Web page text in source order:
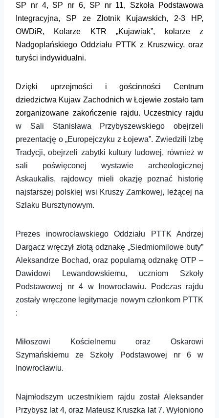
SP nr 4, SP nr 6, SP nr 11, Szkoła Podstawowa
Integracyjna, SP ze Złotnik Kujawskich, 2-3 HP,
OWDiR, Kolarze KTR „Kujawiak”, kolarze z
Nadgoplańskiego Oddziału PTTK z Kruszwicy, oraz
turyści indywidualni.
Dzięki uprzejmości i gościnności Centrum
dziedzictwa Kujaw Zachodnich w Łojewie zostało tam
zorganizowane zakończenie rajdu. Uczestnicy rajdu
w Sali Stanisława Przybyszewskiego obejrzeli
prezentację o „Europejczyku z Łojewa”. Zwiedzili Izbę
Tradycji,obejrzeli zabytki kultury ludowej, również w
sali poświęconej wystawie archeologicznej
Askaukalis, rajdowcy mieli okazję poznać historię
najstarszej polskiej wsi Kruszy Zamkowej,
leżącej na
Szlaku Bursztynowym.
Prezes inowrocławskiego Oddziału PTTK Andrzej
Dargacz wręczył złotą odznakę „Siedmiomilowe buty”
Aleksandrze Bochad, oraz popularną odznakę OTP –
Dawidowi Lewandowskiemu, uczniom Szkoły
Podstawowej nr 4 w Inowrocławiu.
Podczas rajdu
zostały wręczone legitymacje nowym członkom PTTK
:
Miłoszowi Kościelnemu oraz Oskarowi
Szymańskiemu ze Szkoły Podstawowej nr 6 w
Inowrocławiu.
Najmłodszym uczestnikiem rajdu został Aleksander
Przybysz lat 4, oraz Mateusz Kruszka lat 7. Wyłoniono